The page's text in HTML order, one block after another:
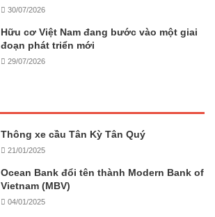
30/07/2026
Hữu cơ Việt Nam đang bước vào một giai
đoạn phát triển mới
29/07/2026
Thông xe cầu Tân Kỳ Tân Quý
21/01/2025
Ocean Bank đổi tên thành Modern Bank of
Vietnam (MBV)
04/01/2025